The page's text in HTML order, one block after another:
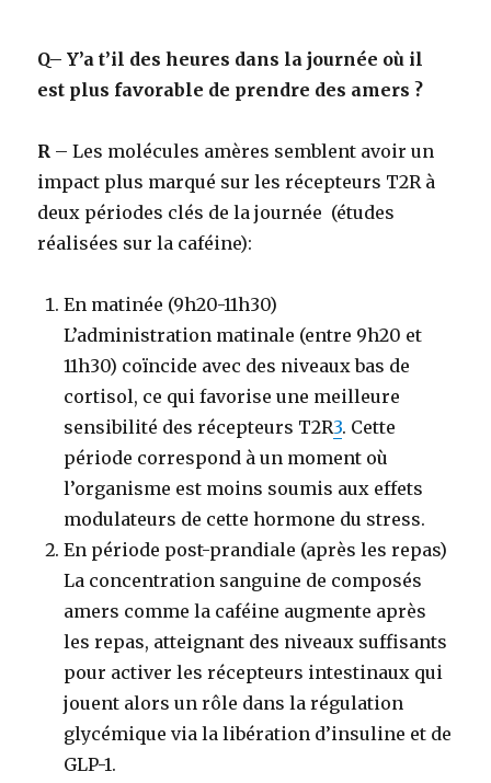
Q– Y’a t’il des heures dans la journée où il
est plus favorable de prendre des amers ?
R –Les molécules amères semblent avoir un
impact plus marqué sur les récepteurs T2R à
deux périodes clés de la journée (études
réalisées sur la caféine):
En matinée (9h20-11h30)
L’administration matinale (entre 9h20 et
11h30) coïncide avec des niveaux bas de
cortisol, ce qui favorise une meilleure
sensibilité des récepteurs T2R3. Cette
période correspond à un moment où
l’organisme est moins soumis aux effets
modulateurs de cette hormone du stress.
En période post-prandiale (après les repas)
La concentration sanguine de composés
amers comme la caféine augmente après
les repas, atteignant des niveaux suffisants
pour activer les récepteurs intestinaux qui
jouent alors un rôle dans la régulation
glycémique via la libération d’insuline et de
GLP-1.